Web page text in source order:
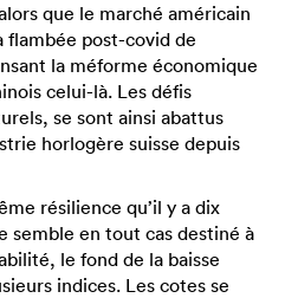
que le marché américain
flambée post-covid de
la méforme économique
celui-là. Les défis
se sont ainsi abattus
horlogère suisse depuis
résilience qu’il y a dix
semble en tout cas destiné à
le fond de la baisse
indices. Les cotes se